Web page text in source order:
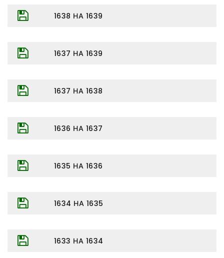
1638 НА 1639
1637 НА 1639
1637 НА 1638
1636 НА 1637
1635 НА 1636
1634 НА 1635
1633 НА 1634